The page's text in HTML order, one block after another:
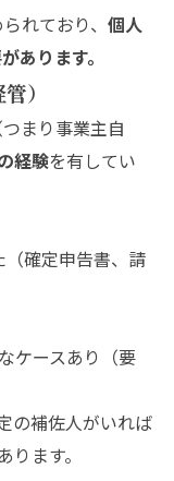
れており、 個人
あります。
）
まり事業主自
経験を有してい
確定申告書、請
ケースあり（要
の補佐人がいれば
ます。